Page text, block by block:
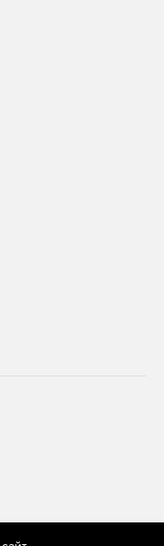
информации по
результатов по
регион, дивизион,
необходимого
под объем